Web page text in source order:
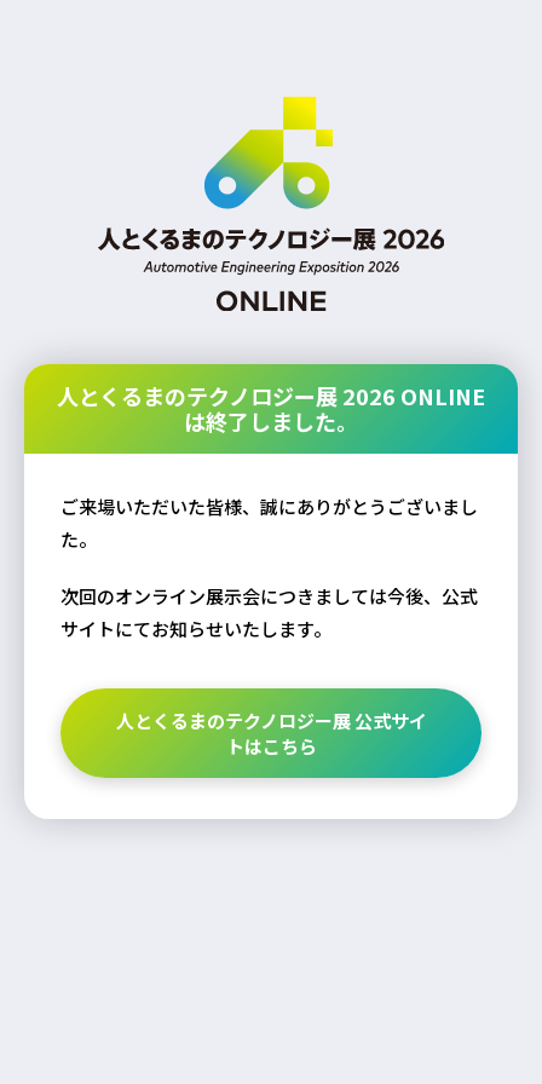
人とくるまのテクノロジー展 2026 ONLINE
は終了しました。
ご来場いただいた皆様、誠にありがとうございまし
た。
次回のオンライン展示会につきましては今後、公式
サイトにてお知らせいたします。
人とくるまのテクノロジー展 公式サイ
トはこちら